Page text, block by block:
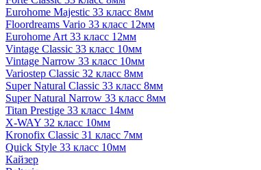
Eurohome Majestic 33 класс 8мм
Floordreams Vario 33 класс 12мм
Eurohome Art 33 класс 12мм
Vintage Classic 33 класс 10мм
Vintage Narrow 33 класс 10мм
Variostep Classic 32 класс 8мм
Super Natural Classic 33 класс 8мм
Super Natural Narrow 33 класс 8мм
Titan Prestige 33 класс 14мм
X-WAY 32 класс 10мм
Kronofix Classic 31 класс 7мм
Quick Style 33 класс 10мм
Кайзер